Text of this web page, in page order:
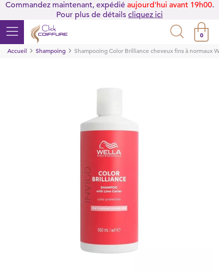
Commandez maintenant, expédié aujourd'hui avant 19h00.
Pour plus de détails cliquez ici
0
Accueil
Shampoing Shampooing Color Brilliance cheveux fins à normaux